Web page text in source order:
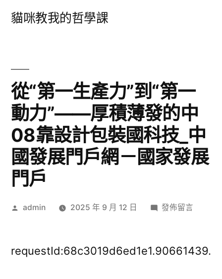
貓咪教我的哲學課
從“第一生產力”到“第一
動力”——厚積薄發的中
08靠設計包裝國科技_中
國發展門戶網－國家發展
門戶
作
admin 2025 年 9 月 12 日
在
一
發佈留言
requestId:68c3019d6ed1e1.90661439.